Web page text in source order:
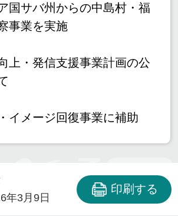
国サバ州からの中島村・福
事業を実施
上・発信支援事業計画の公
イメージ回復事業に補助
年3月9日
印刷する